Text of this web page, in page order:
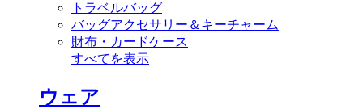
トラベルバッグ
バッグアクセサリー＆キーチャーム
財布・カードケース
すべてを表示
ウェア